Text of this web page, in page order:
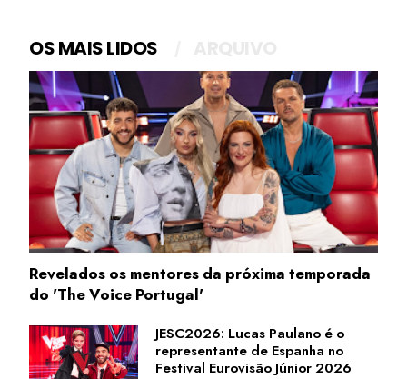
OS MAIS LIDOS
Revelados os mentores da próxima temporada
do 'The Voice Portugal'
JESC2026: Lucas Paulano é o
representante de Espanha no
Festival Eurovisão Júnior 2026